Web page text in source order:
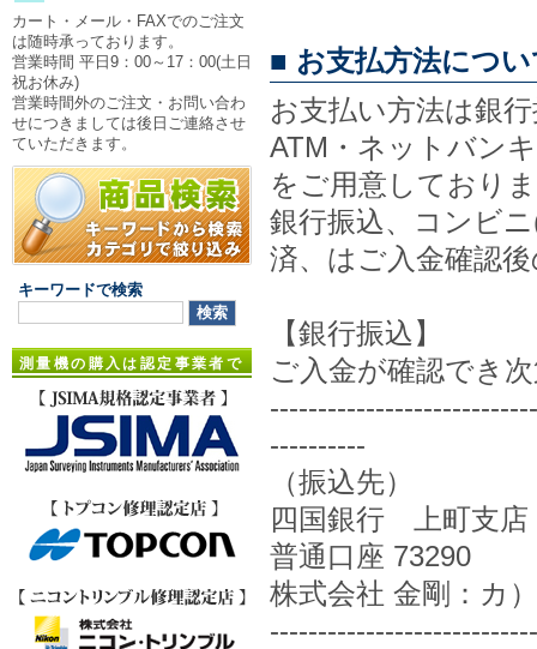
カート・メール・FAXでのご注文
は随時承っております。
営業時間 平日9：00～17：00(土日
祝お休み)
営業時間外のご注文・お問い合わ
せにつきましては後日ご連絡させ
ていただきます。
キーワードで検索
測量機の購入は認定事業者で
■ お支払方法につ
お支払い方法は銀
ATM・ネットバン
をご用意しており
銀行振込、コンビ
済、はご入金確認
【銀行振込】
ご入金が確認でき
----------
（振込先）
四国銀行 上町支店
普通口座 73290
株式会社 金剛：カ